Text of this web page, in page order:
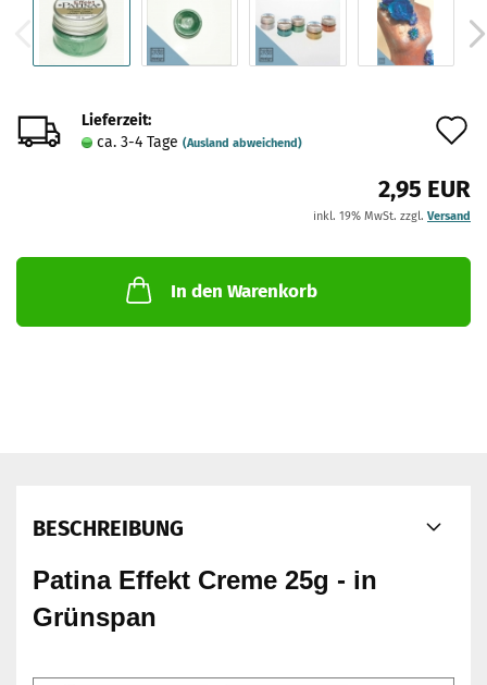
Lieferzeit:
ca. 3-4 Tage (Ausland abweichend)
2,95 EUR
inkl. 19% MwSt. zzgl. Versand
In den Warenkorb
BESCHREIBUNG
Patina Effekt Creme 25g - in
Grünspan